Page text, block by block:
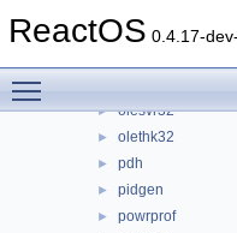
ReactOS 0.4.17-
► olecli32
► olesvr32
► olethk32
► pdh
► pidgen
► powrprof